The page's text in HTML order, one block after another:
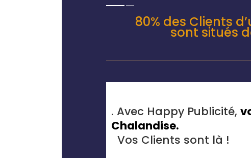
80% des Clients
sont situés
. Avec Happy Publicité,
Chalandise.
Vos Clients sont là !